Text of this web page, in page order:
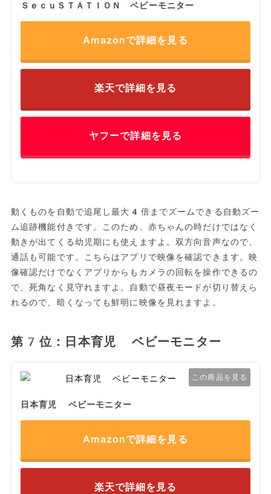
ＳｅｃｕＳＴＡＴＩＯＮ ベビーモニター
Amazonで詳細を見る
楽天で詳細を見る
ヤフーで詳細を見る
動くものを自動で追尾し最大4倍までズームできる自動ズー
ム追跡機能付きです。このため、赤ちゃんの時だけではなく
動きが出てくる幼児期にも使えますよ。双方向音声なので、
通話も可能です。こちらはアプリで映像を確認できます。映
像確認だけでなくアプリからもカメラの回転を操作できるの
で、死角なく見守れますよ。自動で昼夜モードが切り替えら
れるので、暗くなっても鮮明に映像を見れますよ。
第7位：日本育児 ベビーモニター
この商品を見る
日本育児 ベビーモニター
Amazonで詳細を見る
楽天で詳細を見る